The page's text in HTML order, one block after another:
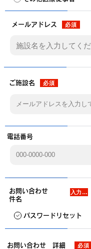
メールアドレス 必須
ご施設名 必須
電話番号
お問い合わせ
件名
入力不要
パスワードリセット
お問い合わせ 詳細 必須